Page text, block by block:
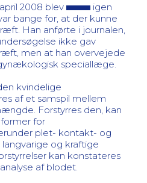
2008 blev
igen
bange for, at der kunne
Han anførte i journalen,
ikke gav
men at han overvejede
speciallæge.
kvindelige
af et samspil mellem
Forstyrres den, kan
for
plet- kontakt- og
og kraftige
kan konstateres
af blodet.